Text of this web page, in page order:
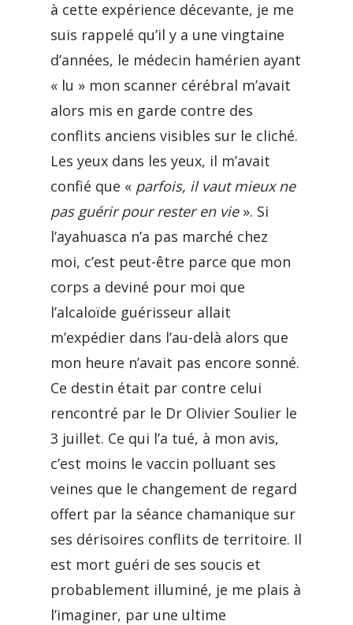
à cette expérience décevante, je me
suis rappelé qu’il y a une vingtaine
d’années, le médecin hamérien ayant
« lu » mon scanner cérébral m’avait
alors mis en garde contre des
conflits anciens visibles sur le cliché.
Les yeux dans les yeux, il m’avait
confié que « parfois, il vaut mieux ne
pas guérir pour rester en vie». Si
l’ayahuasca n’a pas marché chez
moi, c’est peut-être parce que mon
corps a deviné pour moi que
l’alcaloïde guérisseur allait
m’expédier dans l’au-delà alors que
mon heure n’avait pas encore sonné.
Ce destin était par contre celui
rencontré par le Dr Olivier Soulier le
3 juillet. Ce qui l’a tué, à mon avis,
c’est moins le vaccin polluant ses
veines que le changement de regard
offert par la séance chamanique sur
ses dérisoires conflits de territoire. Il
est mort guéri de ses soucis et
probablement illuminé, je me plais à
l’imaginer, par une ultime